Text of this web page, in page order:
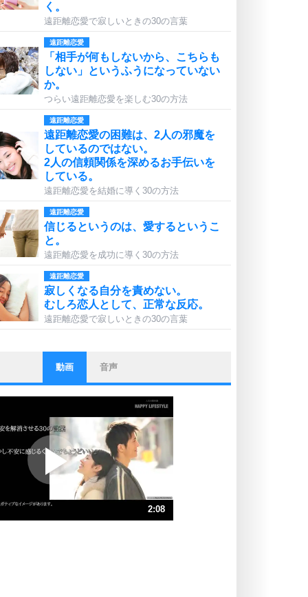
く。
遠距離恋愛で寂しいときの30の言葉
遠距離恋愛
「相手が何もしないから、こちらも
しない」というふうになっていない
か。
つらい遠距離恋愛を楽しむ30の方法
遠距離恋愛
遠距離恋愛の困難は、2人の邪魔を
しているのではない。
2人の信頼関係を深めるお手伝いを
している。
遠距離恋愛を結婚に導く30の方法
遠距離恋愛
信じるというのは、愛するというこ
と。
遠距離恋愛を成功に導く30の方法
遠距離恋愛
寂しくなる自分を責めない。
むしろ恋人として、正常な反応。
遠距離恋愛で寂しいときの30の言葉
ストレス対策
他人と比べない。
いっそのこと、他人を見ない。
プラス思考
ポジティブになれない原因は、行動
しないから。
ポジティブ思考になる30の方法
ストレス対策
動画 音声
2:08